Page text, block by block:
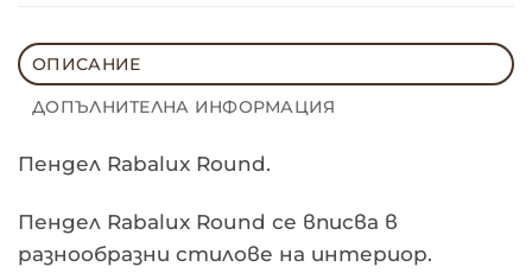
ОПИСАНИЕ
ДОПЪЛНИТЕЛНА ИНФОРМАЦИЯ
Пендел Rabalux Round.
Пендел Rabalux Round се вписва в
разнообразни стилове на интериор.